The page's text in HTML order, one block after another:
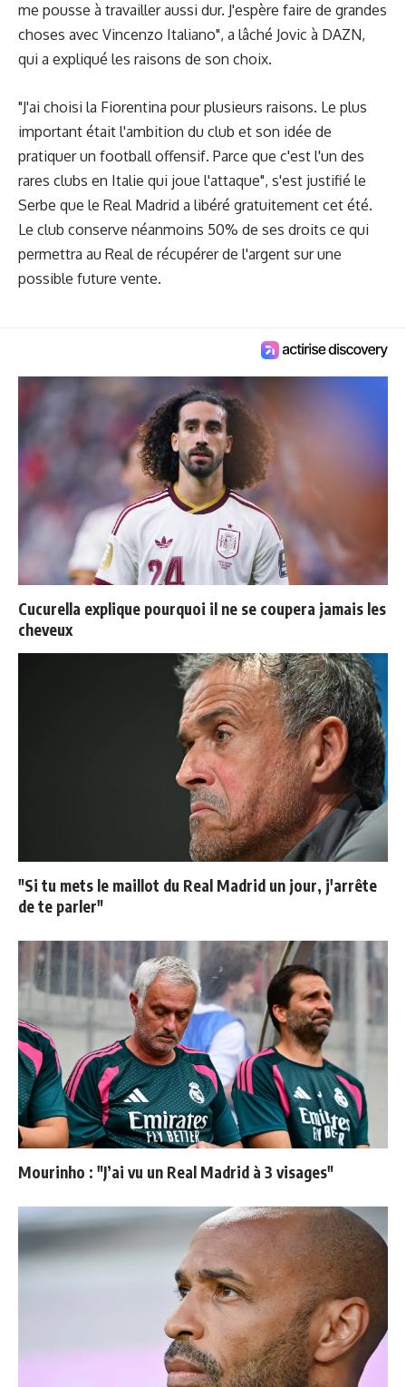
me pousse à travailler aussi dur. J'espère faire de grandes
choses avec Vincenzo Italiano", a lâché Jovic à DAZN,
qui a expliqué les raisons de son choix.
"J'ai choisi la Fiorentina pour plusieurs raisons. Le plus
important était l'ambition du club et son idée de
pratiquer un football offensif. Parce que c'est l'un des
rares clubs en Italie qui joue l'attaque", s'est justifié le
Serbe que le Real Madrid a libéré gratuitement cet été.
Le club conserve néanmoins 50% de ses droits ce qui
permettra au Real de récupérer de l'argent sur une
possible future vente.
Cucurella explique pourquoi il ne se coupera jamais les
cheveux
"Si tu mets le maillot du Real Madrid un jour, j'arrête
de te parler"
Mourinho : "J’ai vu un Real Madrid à 3 visages"